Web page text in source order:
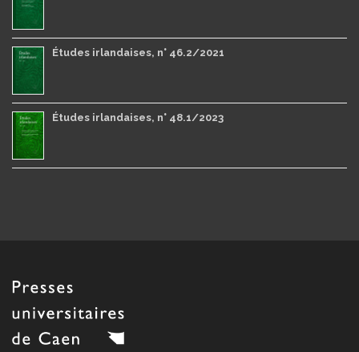
Études irlandaises, n° 46.2/2021
Études irlandaises, n° 48.1/2023